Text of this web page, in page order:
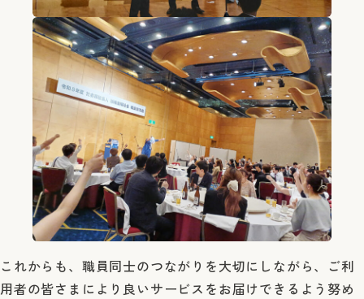
これからも、職員同士のつながりを大切にしながら、ご利
用者の皆さまにより良いサービスをお届けできるよう努め